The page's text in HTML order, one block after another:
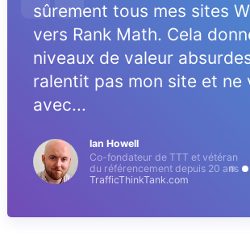
sûrement tous mes sites
vers Rank Math. Cela
niveaux de valeur
ralentit pas mon site et ne
avec...
Ian Howell
Co-fondateur de TTT et vétéran
du référencement depuis 20 ans
TrafficThinkTank.com